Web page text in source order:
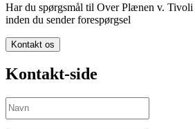
Har du spørgsmål til Over Plænen v. Tivoli
inden du sender forespørgsel
Kontakt os
Kontakt-side
Navn